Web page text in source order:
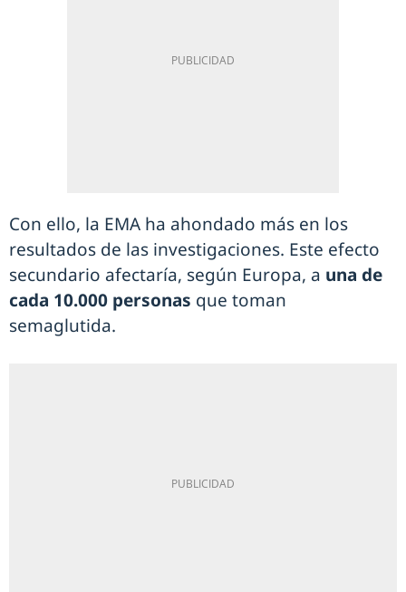
Con ello, la EMA ha ahondado más en los
resultados de las investigaciones. Este efecto
secundario afectaría, según Europa, a una de
cada 10.000 personas que toman
semaglutida.